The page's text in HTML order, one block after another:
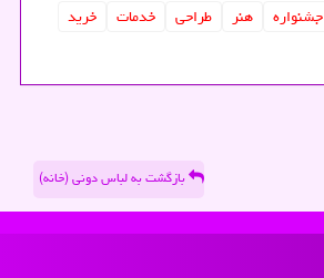
جشنواره هنر طراحی خدمات
خرید
بازگشت به لباس دونی (خانه)